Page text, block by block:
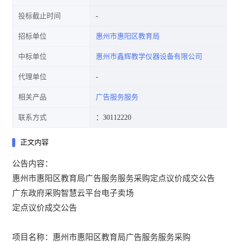
投标截止时间
招标单位 惠州市惠阳区教育局
中标单位 惠州市鑫辉教学仪器设备有限公司
代理单位
相关产品 广告服务服务
联系方式 ：30112220
正文内容
公告内容：
惠州市惠阳区教育局广告服务服务采购定点议价成交公告
广东政府采购智慧云平台电子卖场
定点议价成交公告
项目名称：惠州市惠阳区教育局广告服务服务采购